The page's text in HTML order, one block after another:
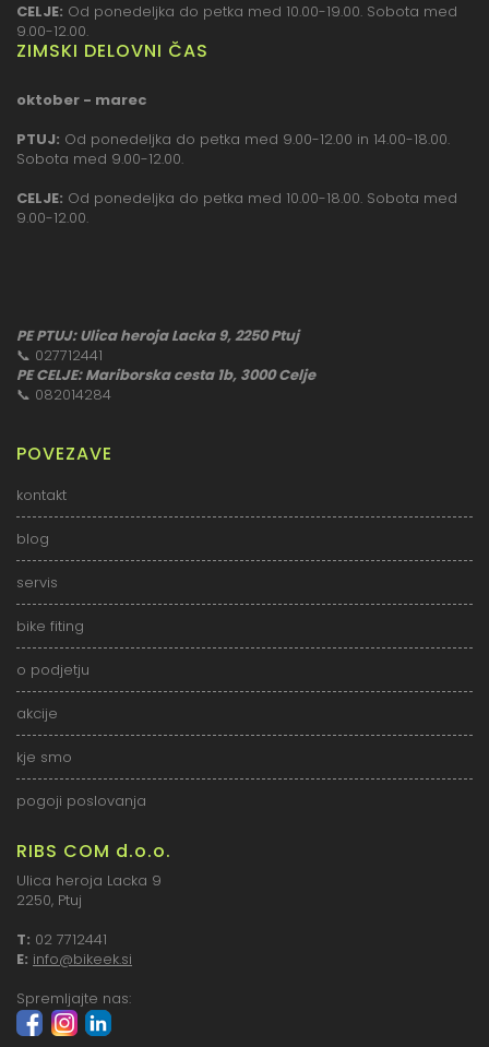
CELJE: Od ponedeljka do petka med 10.00-19.00. Sobota med
9.00-12.00.
ZIMSKI DELOVNI ČAS
oktober - marec
PTUJ: Od ponedeljka do petka med 9.00-12.00 in 14.00-18.00.
Sobota med 9.00-12.00.
CELJE: Od ponedeljka do petka med 10.00-18.00. Sobota med
9.00-12.00.
PE PTUJ: Ulica heroja Lacka 9, 2250 Ptuj
📞 027712441
PE CELJE: Mariborska cesta 1b, 3000 Celje
📞 082014284
POVEZAVE
kontakt
blog
servis
bike fiting
o podjetju
akcije
kje smo
pogoji poslovanja
RIBS COM d.o.o.
Ulica heroja Lacka 9
2250, Ptuj
T: 02 7712441
E: info@bikeek.si
Spremljajte nas: